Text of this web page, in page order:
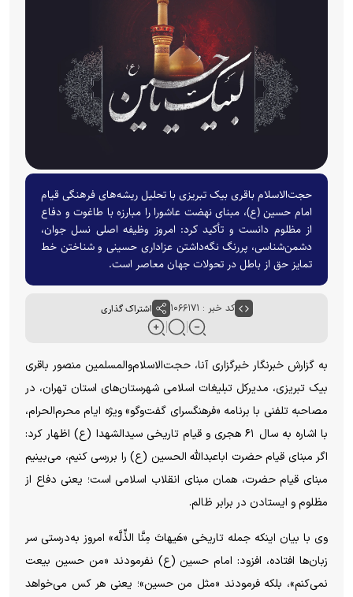
حجت‌الاسلام باقری بیک تبریزی با تحلیل ریشه‌های فرهنگی قیام
امام حسین (ع)، مبنای نهضت عاشورا را مبارزه با طاغوت و دفاع
از مظلوم دانست و تأکید کرد: امروز وظیفه اصلی نسل جوان،
دشمن‌شناسی، پررنگ نگه‌داشتن عزاداری حسینی و شناختن خط
تمایز حق از باطل در تحولات جهان معاصر است.
کد خبر : ۱۰۶۶۱۷۱ اشتراک گذاری
به گزارش خبرنگار خبرگزاری آنا، حجت‌الاسلام‌والمسلمین منصور باقری
بیک تبریزی، مدیرکل تبلیغات اسلامی شهرستان‌های استان تهران، در
مصاحبه تلفنی با برنامه «فرهنگسرای گفت‌و‌گو» ویژه ایام محرم‌الحرام،
با اشاره به سال ۶۱ هجری و قیام تاریخی سیدالشهدا (ع) اظهار کرد:
اگر مبنای قیام حضرت اباعبدالله الحسین (ع) را بررسی کنیم، می‌بینیم
مبنای قیام حضرت، همان مبنای انقلاب اسلامی است؛ یعنی دفاع از
مظلوم و ایستادن در برابر ظالم.
وی با بیان اینکه جمله تاریخی «هَیهاتَ مِنَّا الذِّلَّه» امروز به‌درستی سر
زبان‌ها افتاده، افزود: امام حسین (ع) نفرمودند «من حسین بیعت
نمی‌کنم»، بلکه فرمودند «مثل من حسین»؛ یعنی هر کس می‌خواهد